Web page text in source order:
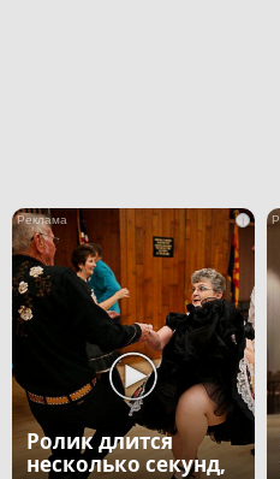
i
Ролик длится
несколько секунд,